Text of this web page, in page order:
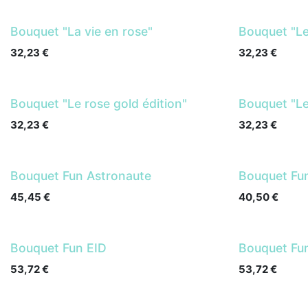
Bouquet "La vie en rose"
32,23 €
Bouquet
32,23 €
Bouquet "Le rose gold édition"
32,23 €
Bouquet
32,23 €
Bouquet Fun Astronaute
45,45 €
Bouquet
40,50€
Bouquet Fun EID
53,72€
Bouquet
53,72€